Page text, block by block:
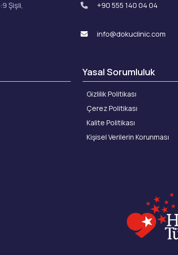
Şişli,
+90 555 140 04 04
info@dokuclinic.com
Yasal Sorumluluk
Gizlilik Politikası
Çerez Politikası
Kalite Politikası
Kişisel Verilerin Korunması